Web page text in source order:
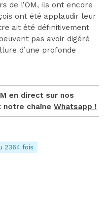
de l’OM, ils ont encore
ont été applaudir leur
ait été définitivement
pas avoir digéré
d’une profonde
en direct sur nos
notre chaîne Whatsapp !
2364 fois